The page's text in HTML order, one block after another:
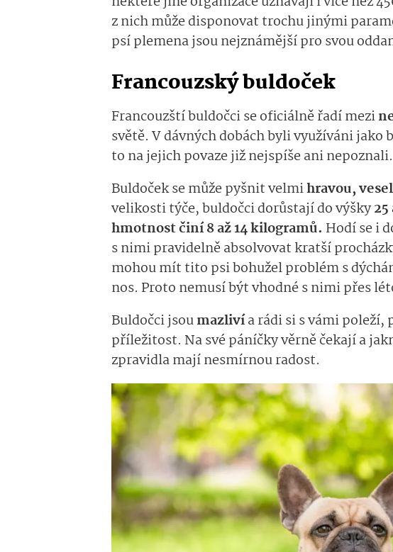
z nich může disponovat trochu jinými
psí plemena jsou nejznámější pro svou
Francouzský buldoček
Francouzští buldočci se oficiálně řadí mezi
světě. V dávných dobách byli využíváni jako
to na jejich povaze již nejspíše ani nepoznali.
Buldoček se může pyšnit velmihravou,
velikosti týče, buldočci dorůstají do výšky
hmotnost činí 8 až 14 kilogramů. Hodí se i
s nimi pravidelně absolvovat kratší
mohou mít tito psi bohužel problém s
nos. Proto nemusí být vhodné s nimi přes
Buldočci jsoumazlivía rádi si s vámi
příležitost. Na své páníčky věrně čekají a
zpravidla mají nesmírnou radost.